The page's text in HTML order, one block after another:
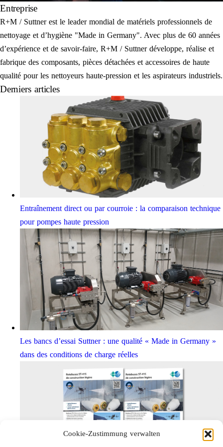
Cookie-Zustimmung verwalten
Entreprise
R+M / Suttner est le leader mondial de matériels professionnels de
nettoyage et d’hygiène "Made in Germany". Avec plus de 60 années
d’expérience et de savoir-faire, R+M / Suttner développe, réalise et
fabrique des composants, pièces détachées et accessoires de haute
qualité pour les nettoyeurs haute-pression et les aspirateurs industriels.
Derniers articles
Entraînement direct ou par courroie : la comparaison technique
pour pompes haute pression
Les bancs d’essai Suttner : une qualité « Made in Germany »
dans des conditions de charge réelles